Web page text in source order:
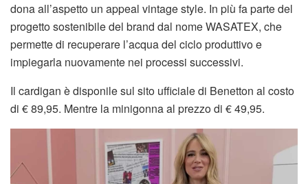
dona all’aspetto un appeal vintage style. In più fa parte del
progetto sostenibile del brand dal nome WASATEX, che
permette di recuperare l’acqua del ciclo produttivo e
impiegarla nuovamente nei processi successivi.
Il cardigan è disponile sul sito ufficiale di Benetton al costo
di € 89,95. Mentre la minigonna al prezzo di € 49,95.